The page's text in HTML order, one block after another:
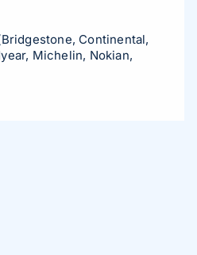
Continental,
Michelin, Nokian,